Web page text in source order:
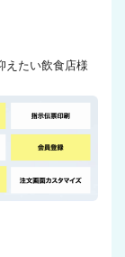
えたい飲食店様